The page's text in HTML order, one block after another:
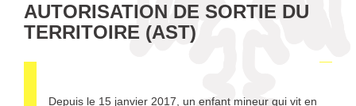
AUTORISATION DE SORTIE DU
TERRITOIRE (AST)
Depuis le 15 janvier 2017, un enfant mineur qui vit en